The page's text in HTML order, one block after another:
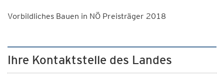
Vorbildliches Bauen in NÖ Preisträger 2018
Ihre Kontaktstelle des Landes